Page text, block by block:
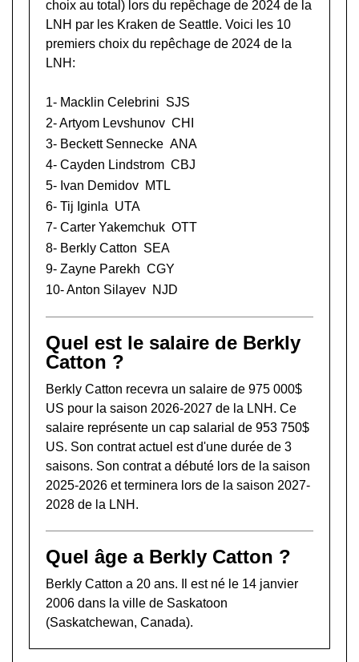
choix au total) lors du repêchage de 2024 de la
LNH par les Kraken de Seattle. Voici les 10
premiers choix du repêchage de 2024 de la
LNH:
1- Macklin Celebrini SJS
2-Artyom Levshunov CHI
3- Beckett Sennecke ANA
4- Cayden Lindstrom CBJ
5- Ivan Demidov MTL
6- Tij Iginla UTA
7- Carter Yakemchuk OTT
8- Berkly Catton SEA
9- Zayne Parekh CGY
10-Anton Silayev NJD
Quel est le salaire de Berkly
Catton ?
Berkly Catton recevra un salaire de 975 000$
US pour la saison 2026-2027 de la LNH. Ce
salaire représente un cap salarial de 953 750$
US. Son contrat actuel est d'une durée de 3
saisons. Son contrat a débuté lors de la saison
2025-2026 et terminera lors de la saison 2027-
2028 de la LNH.
Quel âge a Berkly Catton ?
Berkly Catton a 20 ans. Il est né le 14 janvier
2006 dans la ville de Saskatoon
(Saskatchewan, Canada).